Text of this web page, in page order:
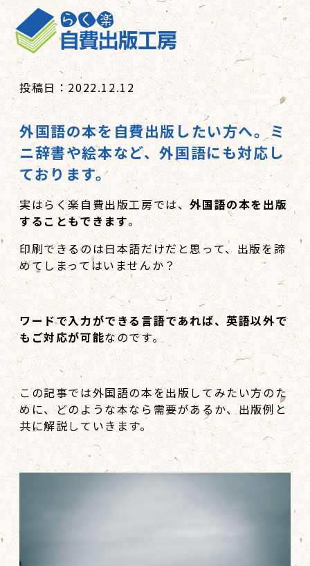
投稿日：2022.12.12
外国語の本を自費出版したい方へ。ミ
ニ辞書や絵本など、外国語にも対応し
ております。
実はらく楽自費出版工房では、外国語の本を出版
することもできます。
印刷できるのは日本語だけだと思って、出版を諦
めてしまってはいませんか？
ワードで入力ができる言語であれば、英語以外で
もご対応が可能なのです。
この記事では外国語の本を出版してみたい方のた
めに、どのような本なら需要があるか、出版例と
共に解説していきます。